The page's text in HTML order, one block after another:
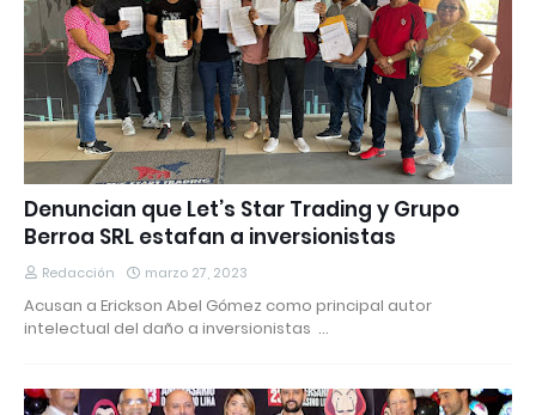
Denuncian que Let’s Star Trading y Grupo
Berroa SRL estafan a inversionistas
Redacción marzo 27, 2023
Acusan a Erickson Abel Gómez como principal autor
intelectual del daño a inversionistas …